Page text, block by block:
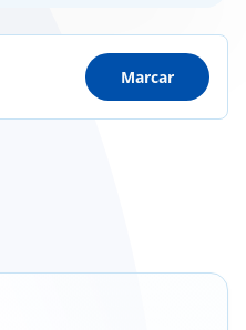
Marcar